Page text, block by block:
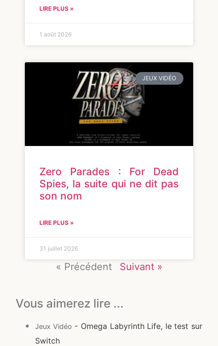
LIRE PLUS »
1 août 2026
JEUX VIDÉO
Zero Parades : For Dead
Spies, la suite qui ne dit pas
son nom
LIRE PLUS »
31 juillet 2026
« Précédent Suivant »
Vous aimerez lire ...
Jeux Vidéo - Omega Labyrinth Life, le test sur
Switch